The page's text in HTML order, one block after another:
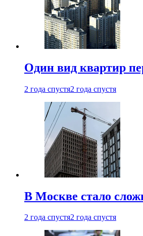
Один вид квартир
2 года спустя2 года спустя
В Москве стало
2 года спустя2 года спустя